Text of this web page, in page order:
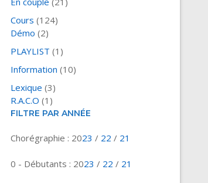
Cours (124)
Démo (2)
PLAYLIST (1)
Information (10)
Lexique (3)
R.A.C.O (1)
FILTRE PAR ANNÉE
Chorégraphie : 2023 / 22 / 21
0 - Débutants : 2023 / 22 / 21